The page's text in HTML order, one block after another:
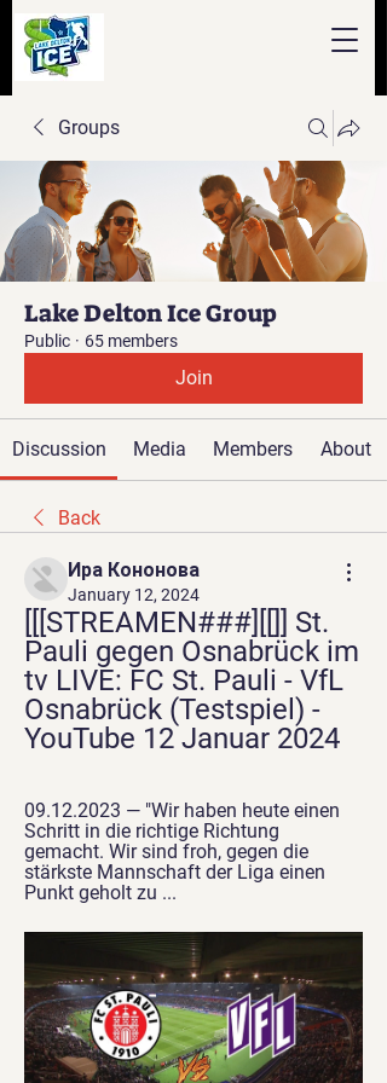
Groups
Lake Delton Ice Group
Public · 65 members
Join
Discussion Media Members About
Back
Ира Кононова
January 12, 2024
[[[STREAMEN###][[]] St.
Pauli gegen Osnabrück im
tv LIVE: FC St. Pauli - VfL
Osnabrück (Testspiel) -
YouTube 12 Januar 2024
09.12.2023 — "Wir haben heute einen
Schritt in die richtige Richtung
gemacht. Wir sind froh, gegen die
stärkste Mannschaft der Liga einen
Punkt geholt zu ...